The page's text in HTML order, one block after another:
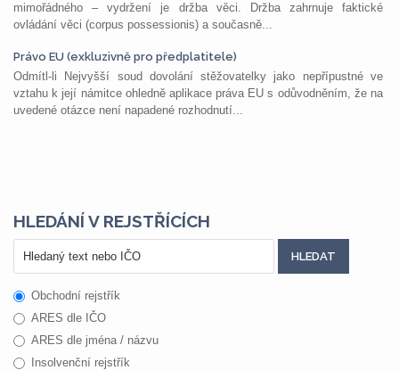
mimořádného – vydržení je držba věci. Držba zahrnuje faktické
ovládání věci (corpus possessionis) a současně...
Právo EU (exkluzivně pro předplatitele)
Odmítl-li Nejvyšší soud dovolání stěžovatelky jako nepřípustné ve
vztahu k její námitce ohledně aplikace práva EU s odůvodněním, že na
uvedené otázce není napadené rozhodnutí...
HLEDÁNÍ V REJSTŘÍCÍCH
Obchodní rejstřík
ARES dle IČO
ARES dle jména / názvu
Insolvenční rejstřík